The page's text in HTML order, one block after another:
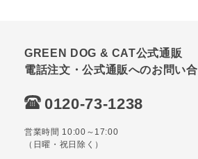
GREEN DOG & CAT公式通販
電話注文・公式通販へのお問い
0120-73-1238
営業時間 10:00～17:00
（日曜・祝日除く）